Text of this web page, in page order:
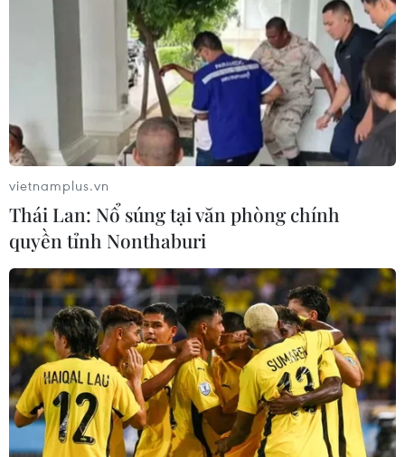
#Đại tướng Nguyễn Chí Thanh
#Tiến sỹ Nguyễn Viết Chức
#Tạp chí Thi đua Khen thưởng
#tin tức 24h
#tin tức thời sự
#tin tức trong nước
#VietnamPlus
#Vietnam #Plus
Theo dõi VietnamPlus
vietnamplus.vn
Thái Lan: Nổ súng tại văn phòng chính
quyền tỉnh Nonthaburi